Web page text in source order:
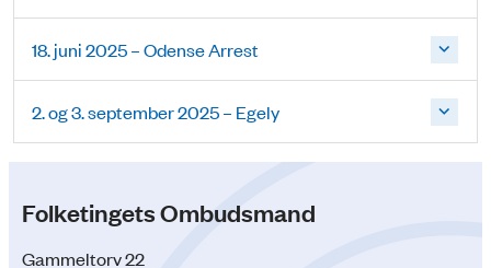
18. juni 2025 – Odense Arrest
2. og 3. september 2025 – Egely
Folketingets Ombudsmand
Gammeltorv 22